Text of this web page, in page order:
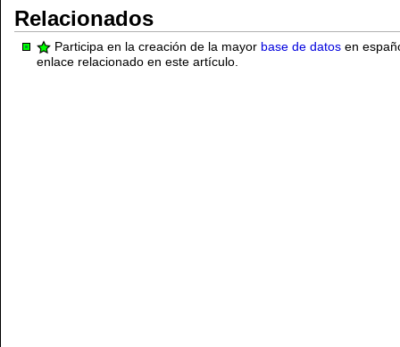
Relacionados
Participa en la creación de la mayor base de datos en
enlace relacionado en este artículo.